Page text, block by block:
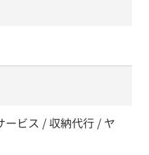
ビス / 収納代行 / ヤ